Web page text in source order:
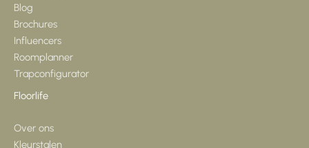
Blog
Brochures
Influencers
Roomplanner
Trapconfigurator
Floorlife
Over ons
Kleurstalen